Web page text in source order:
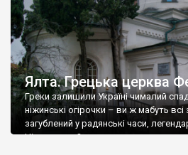
Ялта. Грецька церква
Греки залишили Україні чималий
ніжинські огірочки – ви ж мабуть всі
загублений у радянські часи,
Ніжин греки?